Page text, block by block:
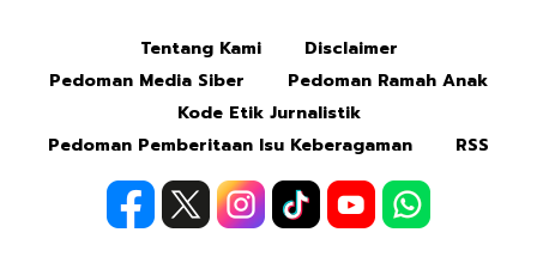
Tentang Kami
Disclaimer
Pedoman Media Siber
Pedoman Ramah Anak
Kode Etik Jurnalistik
Pedoman Pemberitaan Isu Keberagaman
RSS